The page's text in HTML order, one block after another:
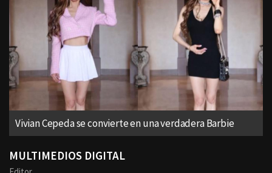
Vivian Cepeda se convierte en una verdadera Barbie
MULTIMEDIOS DIGITAL